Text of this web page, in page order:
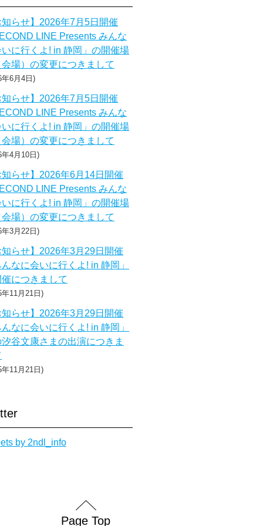
らせ】2026年7月5日開催
LINE Presents みんな
に行くよ! in 静岡」の開催場
場）の変更につきまして
6月4日
らせ】2026年7月5日開催
LINE Presents みんな
に行くよ! in 静岡」の開催場
場）の変更につきまして
4月10日
らせ】2026年6月14日開催
LINE Presents みんな
に行くよ! in 静岡」の開催場
場）の変更につきまして
3月22日
らせ】2026年3月29日開催
なに会いに行くよ! in 静岡」
につきまして
11月21日
らせ】2026年3月29日開催
なに会いに行くよ! in 静岡」
谷文康さまの出演につきま
11月21日
by 2ndl_info
Page Top